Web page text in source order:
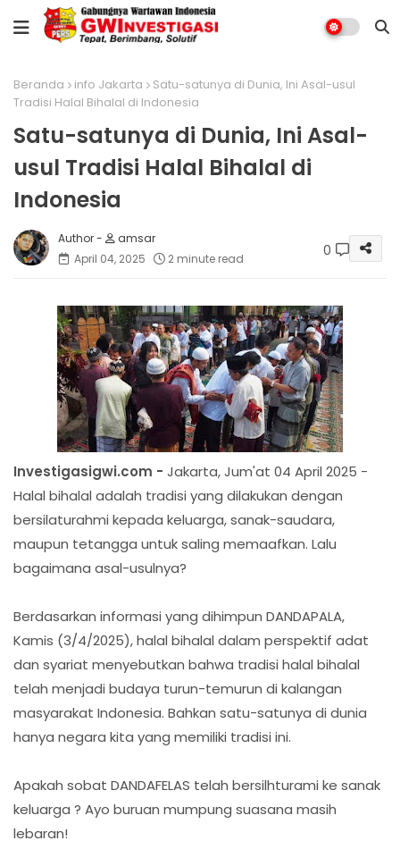
Beranda info Jakarta
Satu-satunya di Dunia, Ini Asal-usul
Tradisi Halal Bihalal di Indonesia
Satu-satunya di Dunia, Ini Asal-
usul Tradisi Halal Bihalal di
Indonesia
amsar
April 04, 2025
2 minute read 0
Investigasigwi.com - Jakarta, Jum'at 04 April 2025 -
Halal bihalal adalah tradisi yang dilakukan dengan
bersilaturahmi kepada keluarga, sanak-saudara,
maupun tetangga untuk saling memaafkan. Lalu
bagaimana asal-usulnya?
Berdasarkan informasi yang dihimpun DANDAPALA,
Kamis (3/4/2025), halal bihalal dalam perspektif adat
dan syariat menyebutkan bahwa tradisi halal bihalal
telah menjadi budaya turun-temurun di kalangan
masyarakat Indonesia. Bahkan satu-satunya di dunia
hanya negara kita yang memiliki tradisi ini.
Apakah sobat DANDAFELAS telah bersilhturami ke sanak
keluarga ? Ayo buruan mumpung suasana masih
lebaran!